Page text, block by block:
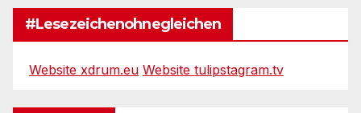
#Lesezeichenohnegleichen
Website xdrum.eu Website tulipstagram.tv